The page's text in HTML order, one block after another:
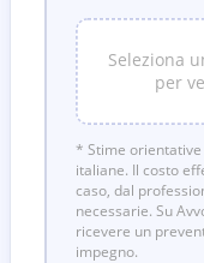
Seleziona
per
* Stime
italiane. Il costo
caso, dal
necessarie. Su
ricevere un
impegno.